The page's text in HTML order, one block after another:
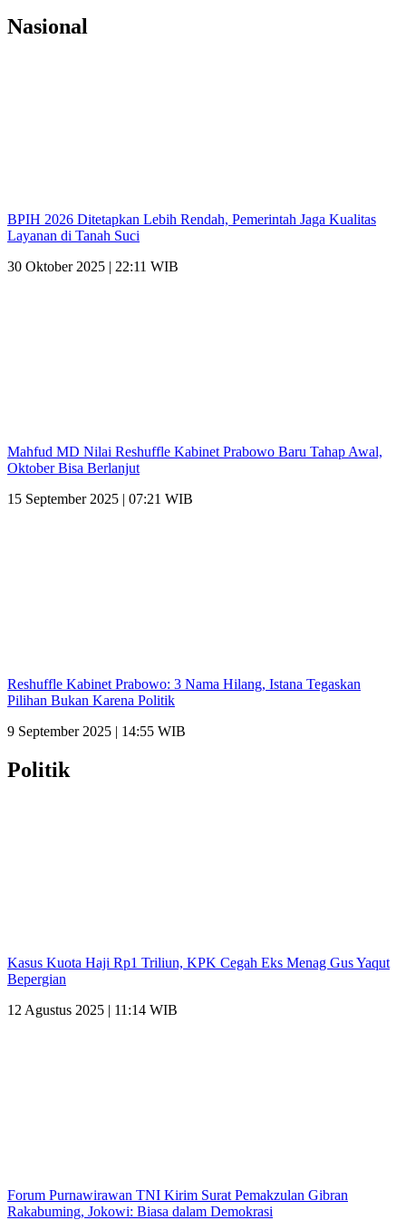
Nasional
BPIH 2026 Ditetapkan Lebih Rendah, Pemerintah Jaga Kualitas
Layanan di Tanah Suci
30 Oktober 2025 | 22:11 WIB
Mahfud MD Nilai Reshuffle Kabinet Prabowo Baru Tahap Awal,
Oktober Bisa Berlanjut
15 September 2025 | 07:21 WIB
Reshuffle Kabinet Prabowo: 3 Nama Hilang, Istana Tegaskan
Pilihan Bukan Karena Politik
9 September 2025 | 14:55 WIB
Politik
Kasus Kuota Haji Rp1 Triliun, KPK Cegah Eks Menag Gus Yaqut
Bepergian
12 Agustus 2025 | 11:14 WIB
Forum Purnawirawan TNI Kirim Surat Pemakzulan Gibran
Rakabuming, Jokowi: Biasa dalam Demokrasi